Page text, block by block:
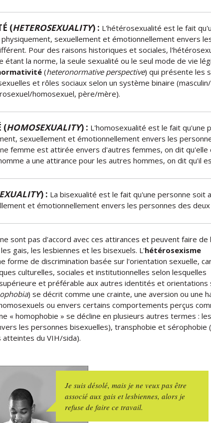
(HETEROSEXUALITY) : L'hétérosexualité est le fait
sexuellement et émotionnellement envers
Pour des raisons historiques et sociales,
étant la norme, la seule sexualité ou le seul mode de vie
(heteronormative perspective) qui présente les
et rôles sociaux selon un système binaire
homosexuel, père/mère).
(HOMOSEXUALITY) : L'homosexualité est le fait qu'une
sexuellement et émotionnellement envers les
femme est attirée envers d'autres femmes, on dit qu'elle
a une attirance pour les autres hommes, on dit qu'il
) : La bisexualité est le fait qu'une personne soit
et émotionnellement envers les personnes des
sont pas d'accord avec ces attirances et peuvent faire de
gais, les lesbiennes et les bisexuels. L'hétérosexisme
forme de discrimination basée sur l'orientation sexuelle,
culturelles, sociales et institutionnelles selon lesquelles
et préférable aux autres identités et orientations
) se décrit comme une crainte, une aversion ou une
ou envers certains comportements perçus
« homophobie » se décline en plusieurs autres termes :
les personnes bisexuelles), transphobie et sérophobie
du VIH/sida).
Je suis désolé, mais je ne veux pas être
associé aux gais et lesbiennes, alors je
refuse de faire ce travail.